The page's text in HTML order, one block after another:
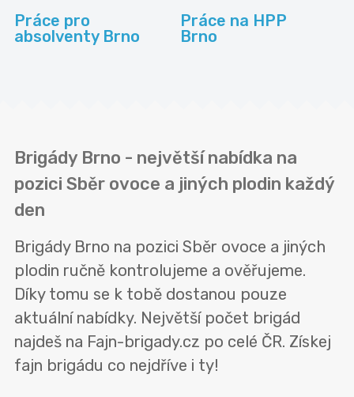
Práce pro
absolventy Brno
Práce na HPP
Brno
Brigády Brno - největší nabídka na
pozici Sběr ovoce a jiných plodin každý
den
Brigády Brno na pozici Sběr ovoce a jiných
plodin ručně kontrolujeme a ověřujeme.
Díky tomu se k tobě dostanou pouze
aktuální nabídky. Největší počet brigád
najdeš na Fajn-brigady.cz po celé ČR. Získej
fajn brigádu co nejdříve i ty!